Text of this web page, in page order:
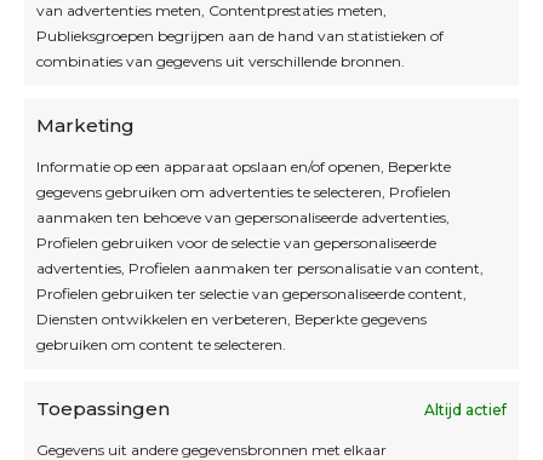
van advertenties meten, Contentprestaties meten,
Publieksgroepen begrijpen aan de hand van statistieken of
combinaties van gegevens uit verschillende bronnen.
Marketing
Informatie op een apparaat opslaan en/of openen, Beperkte
gegevens gebruiken om advertenties te selecteren, Profielen
aanmaken ten behoeve van gepersonaliseerde advertenties,
Profielen gebruiken voor de selectie van gepersonaliseerde
advertenties, Profielen aanmaken ter personalisatie van content,
Profielen gebruiken ter selectie van gepersonaliseerde content,
Diensten ontwikkelen en verbeteren, Beperkte gegevens
gebruiken om content te selecteren.
Toepassingen Altijd actief
Gegevens uit andere gegevensbronnen met elkaar
Openingsuren
Blijf op de hoogte
Interesse in leuke kadotips of toffe acties?
Laat dan hier je mailadres achter.